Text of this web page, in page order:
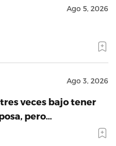
Ago 5, 2026
Ago 3, 2026
veces bajo tener
pero…